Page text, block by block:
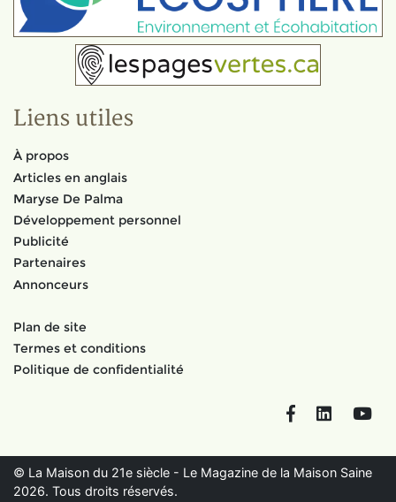
Liens utiles
À propos
Articles en anglais
Maryse De Palma
Développement personnel
Publicité
Partenaires
Annonceurs
Plan de site
Termes et conditions
Politique de confidentialité
FacebookLinkedIn
© La Maison du 21e siècle - Le Magazine de la Maison Saine
2026. Tous droits réservés.